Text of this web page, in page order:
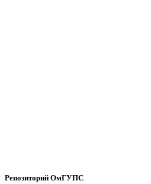
Репозиторий ОмГУПС